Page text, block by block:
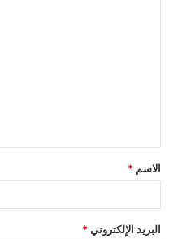
الاسم *
البريد الإلكتروني *